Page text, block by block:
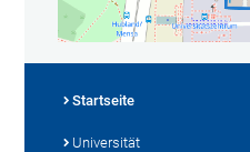
Startseite
Universität